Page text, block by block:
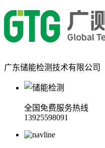
广东储能检测技术有限公司
全国免费服务热线
13925598091